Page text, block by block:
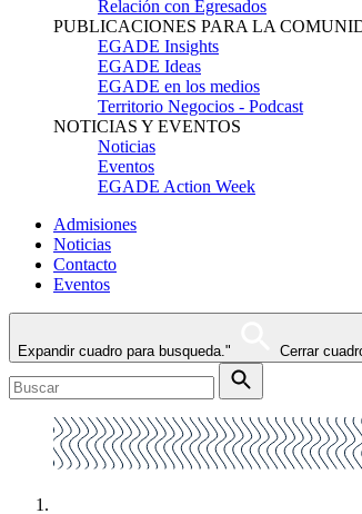
Relación con Egresados
PUBLICACIONES PARA LA
EGADE Insights
EGADE Ideas
EGADE en los medios
Territorio Negocios - Podcast
NOTICIAS Y EVENTOS
Noticias
Eventos
EGADE Action Week
Admisiones
Noticias
Contacto
Eventos
Expandir cuadro para busqueda." Cerrar